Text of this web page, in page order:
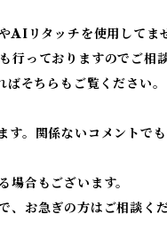
AIリタッチを使用してま
っておりますのでご相
そちらもご覧ください。
。関係ないコメントでも
合もございます。
お急ぎの方はご相談くだ